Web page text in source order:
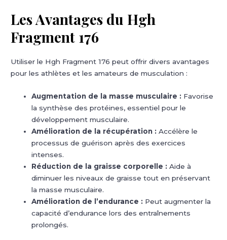
Les Avantages du Hgh
Fragment 176
Utiliser le Hgh Fragment 176 peut offrir divers avantages
pour les athlètes et les amateurs de musculation :
Augmentation de la masse musculaire : Favorise
la synthèse des protéines, essentiel pour le
développement musculaire.
Amélioration de la récupération : Accélère le
processus de guérison après des exercices
intenses.
Réduction de la graisse corporelle : Aide à
diminuer les niveaux de graisse tout en préservant
la masse musculaire.
Amélioration de l’endurance : Peut augmenter la
capacité d’endurance lors des entraînements
prolongés.